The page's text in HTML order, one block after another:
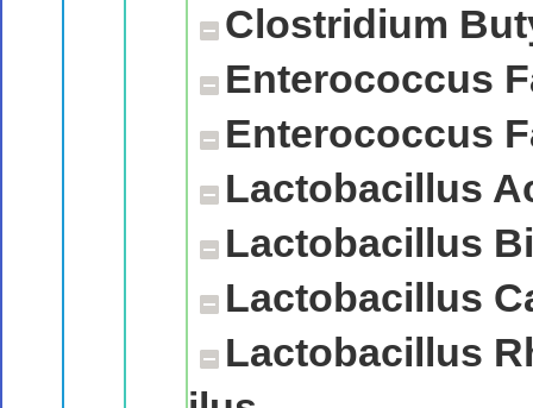
Clostridium
Enterococcus
Enterococcus
Lactobacillus
Lactobacillus
Lactobacillus
Lactobacillus